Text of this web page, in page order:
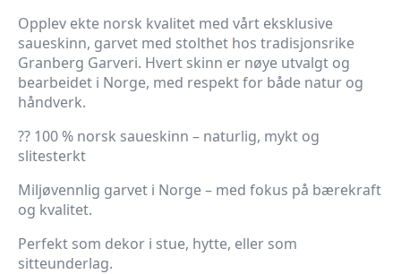
Opplev ekte norsk kvalitet med vårt eksklusive
saueskinn, garvet med stolthet hos tradisjonsrike
Granberg Garveri. Hvert skinn er nøye utvalgt og
bearbeidet i Norge, med respekt for både natur og
håndverk.
?? 100 % norsk saueskinn – naturlig, mykt og
slitesterkt
Miljøvennlig garvet i Norge – med fokus på bærekraft
og kvalitet.
Perfekt som dekor i stue, hytte, eller som
sitteunderlag.